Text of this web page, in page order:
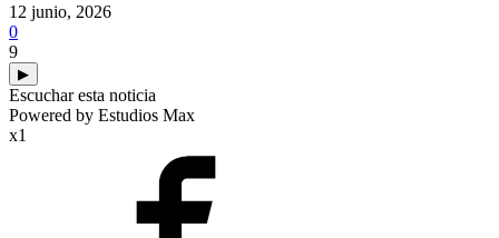
12 junio, 2026
0
9
▶
Escuchar esta noticia
Powered by Estudios Max
x1